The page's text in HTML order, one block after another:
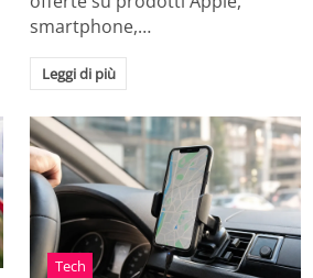
smartphone,…
Leggi di più
Tech